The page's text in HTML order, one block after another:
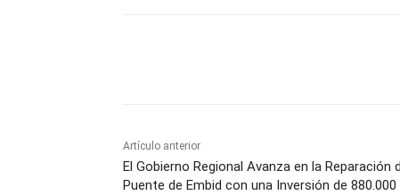
Artículo anterior
El Gobierno Regional Avanza en la Reparación
Puente de Embid con una Inversión de 880.000